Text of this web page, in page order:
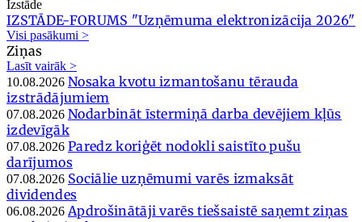
Izstāde
IZSTĀDE-FORUMS "Uzņēmuma elektronizācija 2026"
Visi pasākumi >
Ziņas
Lasīt vairāk >
10.08.2026 Nosaka kvotu izmantošanu tērauda
izstrādājumiem
07.08.2026 Nodarbināt īstermiņā darba devējiem kļūs
izdevīgāk
07.08.2026 Paredz koriģēt nodokli saistīto pušu
darījumos
07.08.2026 Sociālie uzņēmumi varēs izmaksāt
dividendes
06.08.2026 Apdrošinātāji varēs tiešsaistē saņemt ziņas